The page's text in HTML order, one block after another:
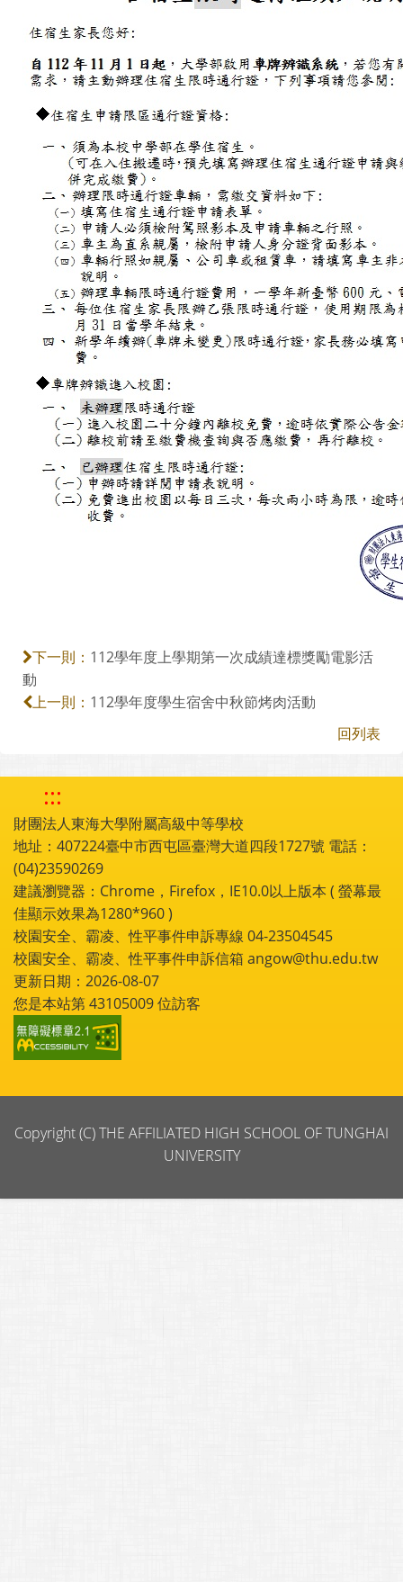
下一則： 112學年度上學期第一次成績達標獎勵電影活
動
上一則： 112學年度學生宿舍中秋節烤肉活動
回列表
:::
財團法人東海大學附屬高級中等學校
地址：407224臺中市西屯區臺灣大道四段1727號 電話：
(04)23590269
建議瀏覽器：Chrome，Firefox，IE10.0以上版本 ( 螢幕最
佳顯示效果為1280*960 )
校園安全、霸凌、性平事件申訴專線 04-23504545
校園安全、霸凌、性平事件申訴信箱 angow@thu.edu.tw
更新日期：2026-08-07
您是本站第43105009位訪客
Copyright (C) THE AFFILIATED HIGH SCHOOL OF TUNGHAI
UNIVERSITY